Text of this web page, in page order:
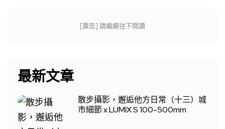
[廣告] 請繼續往下閱讀
最新文章
散步攝影，邂逅他方日常（十三）城
市細節 x LUMIX S 100-500mm